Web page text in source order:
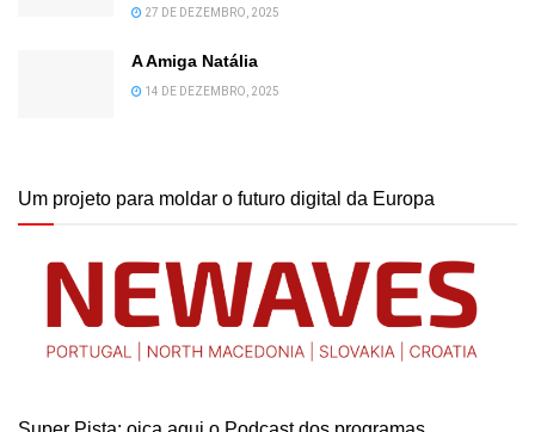
27 DE DEZEMBRO, 2025
A Amiga Natália
14 DE DEZEMBRO, 2025
Um projeto para moldar o futuro digital da Europa